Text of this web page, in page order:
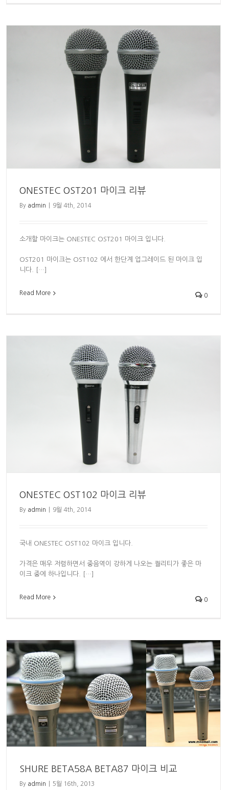
ONESTEC OST201 마이크 리뷰
By admin 9월 4th, 2014
소개할 마이크는 ONESTEC OST201 마이크 입니다.
OST201 마이크는 OST102 에서 한단계 업그레이드 된 마이크 입
니다. […]
Read More 0
ONESTEC OST102 마이크 리뷰
By admin 9월 4th, 2014
국내 ONESTEC OST102 마이크 입니다.
가격은 매우 저렴하면서 중음역이 강하게 나오는 퀄리티가 좋은 마
이크 중에 하나입니다. […]
Read More 0
SHURE BETA58A BETA87 마이크 비교
By admin 5월 16th, 2013